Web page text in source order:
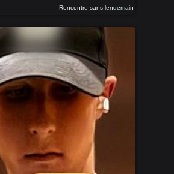
Rencontre sans lendemain